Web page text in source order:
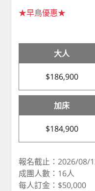
★早鳥優惠★
大人
$186,900
加床
$184,900
報名截止：2026/08/
成團人數：16人
每人訂金：$50,000